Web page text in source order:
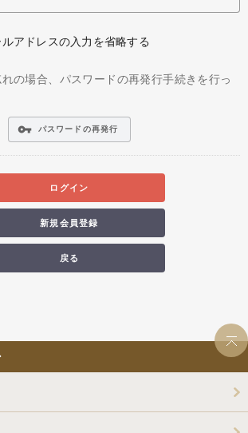
アドレスの入力を省略する
の場合、パスワードの再発行手続きを行っ
vpn_key パスワードの再発行
ログイン
新規会員登録
戻る